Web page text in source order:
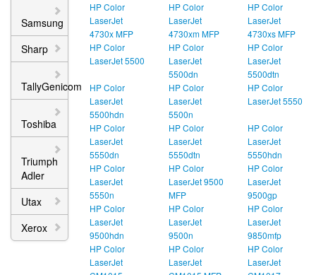
Samsung
Sharp
TallyGenicom
Toshiba
Triumph
Adler
Utax
Xerox
HP Color
LaserJet
4730x MFP
HP Color
LaserJet
4730xm MFP
HP Color
LaserJet
4730xs MFP
HP Color
LaserJet 5500
HP Color
LaserJet
5500dn
HP Color
LaserJet
5500dtn
HP Color
LaserJet
5500hdn
HP Color
LaserJet
5500n
HP Color
LaserJet 5550
HP Color
LaserJet
5550dn
HP Color
LaserJet
5550dtn
HP Color
LaserJet
5550hdn
HP Color
LaserJet
5550n
HP Color
LaserJet 9500
MFP
HP Color
LaserJet
9500gp
HP Color
LaserJet
9500hdn
HP Color
LaserJet
9500n
HP Color
LaserJet
9850mfp
HP Color
LaserJet
HP Color
LaserJet
HP Color
LaserJet